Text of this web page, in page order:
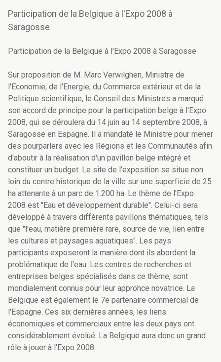
Participation de la Belgique à l'Expo 2008 à
Saragosse
Participation de la Belgique à l'Expo 2008 à Saragosse
Sur proposition de M. Marc Verwilghen, Ministre de
l'Economie, de l'Energie, du Commerce extérieur et de la
Politique scientifique, le Conseil des Ministres a marqué
son accord de principe pour la participation belge à l'Expo
2008, qui se déroulera du 14 juin au 14 septembre 2008, à
Saragosse en Espagne. Il a mandaté le Ministre pour mener
des pourparlers avec les Régions et les Communautés afin
d'aboutir à la réalisation d'un pavillon belge intégré et
constituer un budget. Le site de l'exposition se situe non
loin du centre historique de la ville sur une superficie de 25
ha attenante à un parc de 1.200 ha. Le thème de l'Expo
2008 est "Eau et développement durable". Celui-ci sera
développé à travers différents pavillons thématiques, tels
que "l'eau, matière première rare, source de vie, lien entre
les cultures et paysages aquatiques". Les pays
participants exposeront la manière dont ils abordent la
problématique de l'eau. Les centres de recherches et
entreprises belges spécialisés dans ce thème, sont
mondialement connus pour leur approhce novatrice. La
Belgique est également le 7e partenaire commercial de
l'Espagne. Ces six dernières années, les liens
économiques et commerciaux entre les deux pays ont
considérablement évolué. La Belgique aura donc un grand
rôle à jouer à l'Expo 2008.